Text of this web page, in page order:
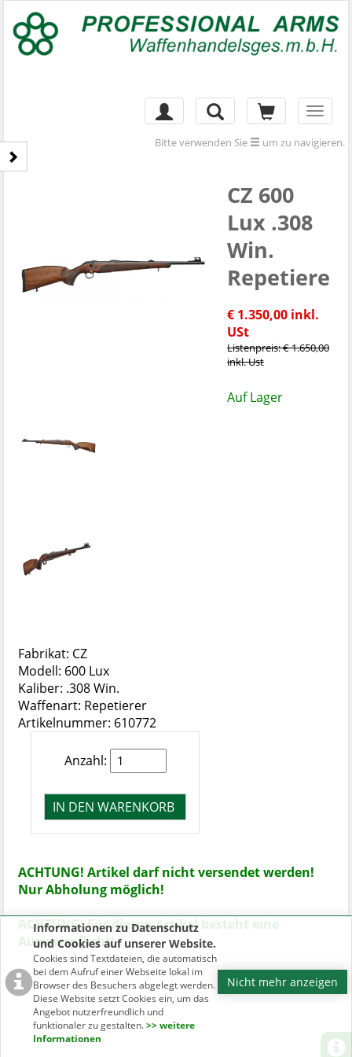
Informationen zu Datenschutz
und Cookies auf unserer Website.
Cookies sind Textdateien, die automatisch
bei dem Aufruf einer Webseite lokal im
Browser des Besuchers abgelegt werden.
Diese Website setzt Cookies ein, um das
Angebot nutzerfreundlich und
funktionaler zu gestalten.>> weitere
Informationen
Nicht mehr anzeigen
Bitte verwenden Sie um zu navigieren.
CZ 600
Lux .308
Win.
Repetiere
€ 1.350,00 inkl.
USt
Listenpreis: € 1.650,00
inkl. Ust
Auf Lager
Fabrikat: CZ
Modell: 600 Lux
Kaliber: .308 Win.
Waffenart: Repetierer
Artikelnummer: 610772
Anzahl:
ACHTUNG! Artikel darf nicht versendet werden!
Nur Abholung möglich!
ACHTUNG! Für diesen Artikel besteht eine
Ausweispflicht!